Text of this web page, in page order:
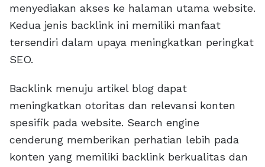
menyediakan akses ke halaman utama website.
Kedua jenis backlink ini memiliki manfaat
tersendiri dalam upaya meningkatkan peringkat
SEO.
Backlink menuju artikel blog dapat
meningkatkan otoritas dan relevansi konten
spesifik pada website. Search engine
cenderung memberikan perhatian lebih pada
konten yang memiliki backlink berkualitas dan